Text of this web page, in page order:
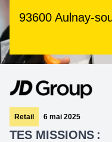
93600 Aulnay-
Retail 6 mai 2025
TES MISSIONS :